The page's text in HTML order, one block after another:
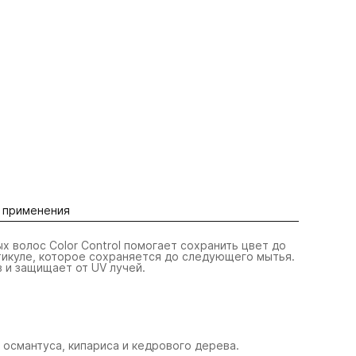
волос Color Control помогает сохранить цвет до
которое сохраняется до следующего мытья.
защищает от UV лучей.
кипариса и кедрового дерева.